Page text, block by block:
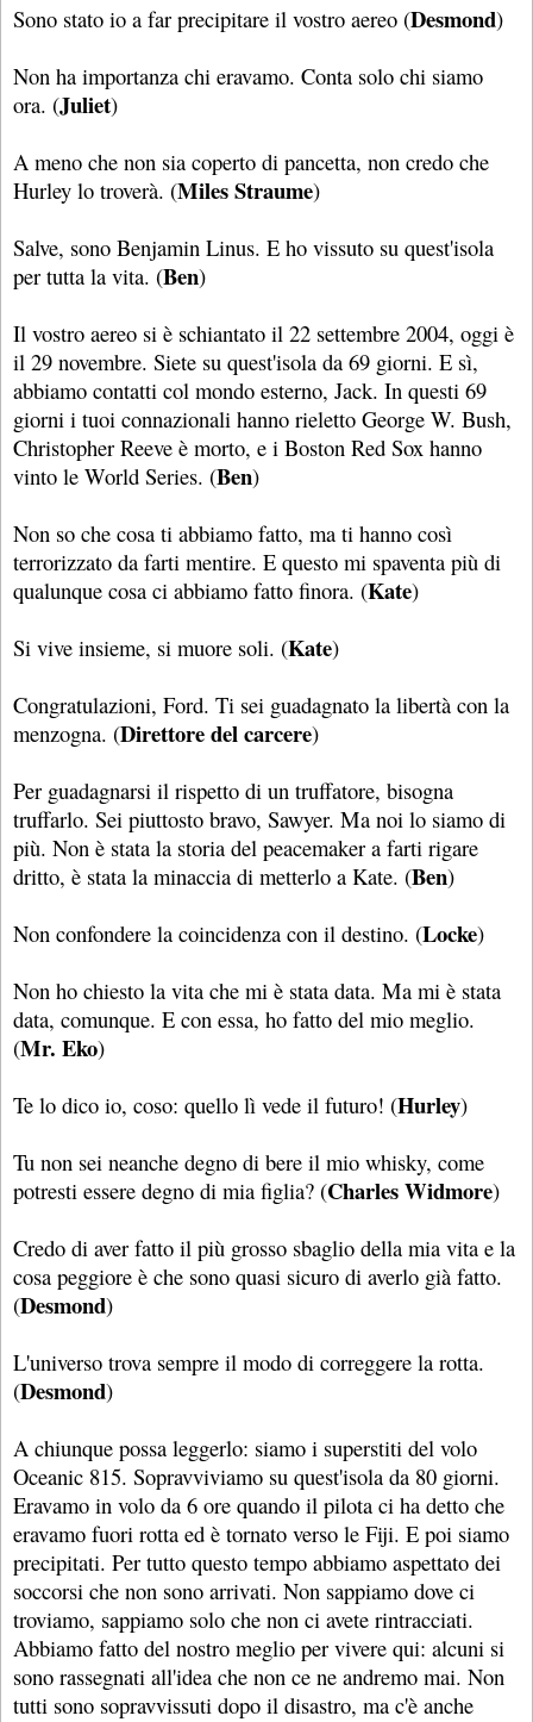
Sono stato io a far precipitare il vostro aereo (Desmond)
Non ha importanza chi eravamo. Conta solo chi siamo
ora. (Juliet)
A meno che non sia coperto di pancetta, non credo che
Hurley lo troverà. (Miles Straume)
Salve, sono Benjamin Linus. E ho vissuto su quest'isola
per tutta la vita. (Ben)
Il vostro aereo si è schiantato il 22 settembre 2004, oggi è
il 29 novembre. Siete su quest'isola da 69 giorni. E sì,
abbiamo contatti col mondo esterno, Jack. In questi 69
giorni i tuoi connazionali hanno rieletto George W. Bush,
Christopher Reeve è morto, e i Boston Red Sox hanno
vinto le World Series. (Ben)
Non so che cosa ti abbiamo fatto, ma ti hanno così
terrorizzato da farti mentire. E questo mi spaventa più di
qualunque cosa ci abbiamo fatto finora. (Kate)
Si vive insieme, si muore soli. (Kate)
Congratulazioni, Ford. Ti sei guadagnato la libertà con la
menzogna. (Direttore del carcere)
Per guadagnarsi il rispetto di un truffatore, bisogna
truffarlo. Sei piuttosto bravo, Sawyer. Ma noi lo siamo di
più. Non è stata la storia del peacemaker a farti rigare
dritto, è stata la minaccia di metterlo a Kate. (Ben)
Non confondere la coincidenza con il destino. (Locke)
Non ho chiesto la vita che mi è stata data. Ma mi è stata
data, comunque. E con essa, ho fatto del mio meglio.
(Mr. Eko)
Te lo dico io, coso: quello lì vede il futuro! (Hurley)
Tu non sei neanche degno di bere il mio whisky, come
potresti essere degno di mia figlia? (Charles Widmore)
Credo di aver fatto il più grosso sbaglio della mia vita e la
cosa peggiore è che sono quasi sicuro di averlo già fatto.
(Desmond)
L'universo trova sempre il modo di correggere la rotta.
(Desmond)
A chiunque possa leggerlo: siamo i superstiti del volo
Oceanic 815. Sopravviviamo su quest'isola da 80 giorni.
Eravamo in volo da 6 ore quando il pilota ci ha detto che
eravamo fuori rotta ed è tornato verso le Fiji. E poi siamo
precipitati. Per tutto questo tempo abbiamo aspettato dei
soccorsi che non sono arrivati. Non sappiamo dove ci
troviamo, sappiamo solo che non ci avete rintracciati.
Abbiamo fatto del nostro meglio per vivere qui: alcuni si
sono rassegnati all'idea che non ce ne andremo mai. Non
tutti sono sopravvissuti dopo il disastro, ma c'è anche